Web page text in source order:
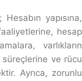
Hesabın yapısına,
hesap
varlıkların
ve rücu
Ayrıca, zorunlu